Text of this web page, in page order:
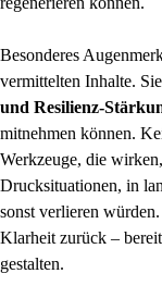
Besonderes
vermittelten Inhalte.
und Resilienz-
mitnehmen können.
Werkzeuge, die
Drucksituationen, in
sonst verlieren
Klarheit zurück –
gestalten.